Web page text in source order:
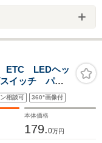
ETC LEDヘッ
イッチ パド
ロアマット
前席シートヒ
相談可 360°画像付
本体価格
179.0万円